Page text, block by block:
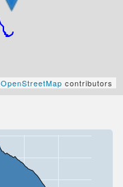
OpenStreetMap contributors